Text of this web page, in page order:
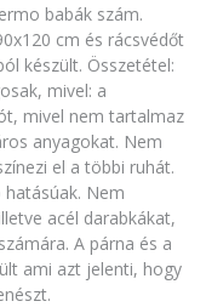
babák szám.
cm és rácsvédőt
készült. Összetétel:
mivel: a
mivel nem tartalmaz
anyagokat. Nem
el a többi ruhát.
Nem
acél darabkákat,
A párna és a
ami azt jelenti, hogy